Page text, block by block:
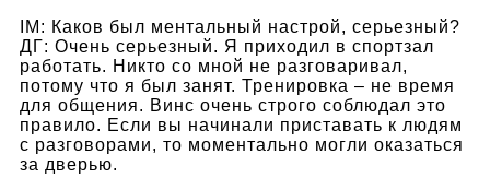
IM: Каков был ментальный настрой, серьезный?
ДГ: Очень серьезный. Я приходил в спортзал
работать. Никто со мной не разговаривал,
потому что я был занят. Тренировка – не время
для общения. Винс очень строго соблюдал это
правило. Если вы начинали приставать к людям
с разговорами, то моментально могли оказаться
за дверью.